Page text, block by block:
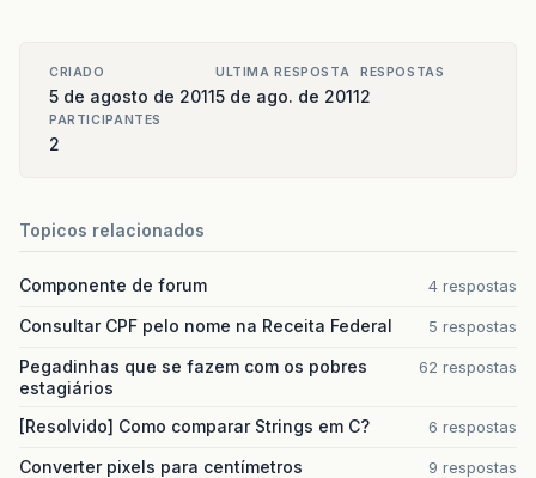
CRIADO
5 de agosto de 2011
ULTIMA RESPOSTA
5 de ago. de 2011
RESPOSTAS
2
PARTICIPANTES
2
Topicos relacionados
Componente de forum 4 respostas
Consultar CPF pelo nome na Receita Federal 5 respostas
Pegadinhas que se fazem com os pobres
estagiários
62 respostas
[Resolvido] Como comparar Strings em C? 6 respostas
Converter pixels para centímetros 9 respostas